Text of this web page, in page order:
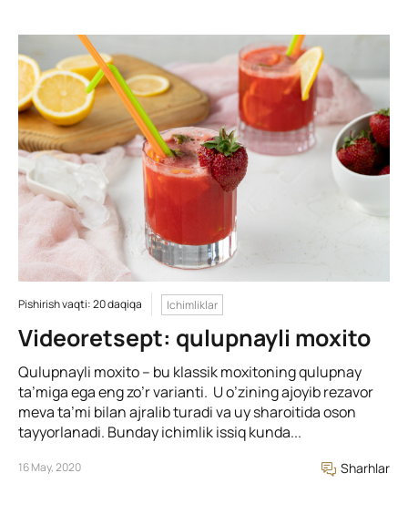
Pishirish vaqti: 20 daqiqa Ichimliklar
Videoretsept: qulupnayli moxito
Qulupnayli moxito – bu klassik moxitoning qulupnay
ta’miga ega eng zo’r varianti. U o’zining ajoyib rezavor
meva ta’mi bilan ajralib turadi va uy sharoitida oson
tayyorlanadi. Bunday ichimlik issiq kunda...
16 May, 2020 Sharhlar